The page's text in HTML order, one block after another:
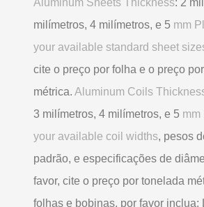
milímetros, 4 milímetros, e 5 mm
your available standard sheet
cite o preço por folha e o preço
métrica. Aluminum Coils
3 milímetros, 4 milímetros, e 5 mm
your available coil widths, pesos
padrão, e especificações de
favor, cite o preço por tonelada
folhas e bobinas, por favor inclua: